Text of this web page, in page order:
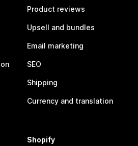
Product reviews
Upsell and bundles
Email marketing
SEO
Shipping
Currency and translation
Shopify